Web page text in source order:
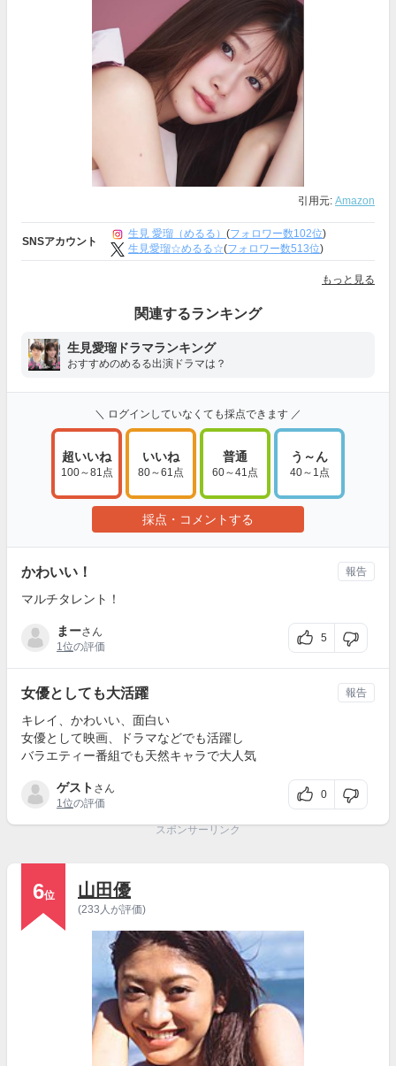
引用元: Amazon
SNSアカウント
生見 愛瑠（めるる） (フォロワー数102位)
生見愛瑠☆めるる☆(フォロワー数513位)
もっと見る
関連するランキング
生見愛瑠ドラマランキング
おすすめのめるる出演ドラマは？
＼ ログインしていなくても採点できます ／
超いいね
100～81点
いいね
80～61点
普通
60～41点
う～ん
40～1点
採点・コメントする
かわいい！
マルチタレント！
まーさん
1位の評価
5
報告
女優としても大活躍
キレイ、かわいい、面白い
女優として映画、ドラマなどでも活躍し
バラエティー番組でも天然キャラで大人気
ゲスト さん
1位の評価
0
報告
スポンサーリンク
6位 山田優
(233人が評価)